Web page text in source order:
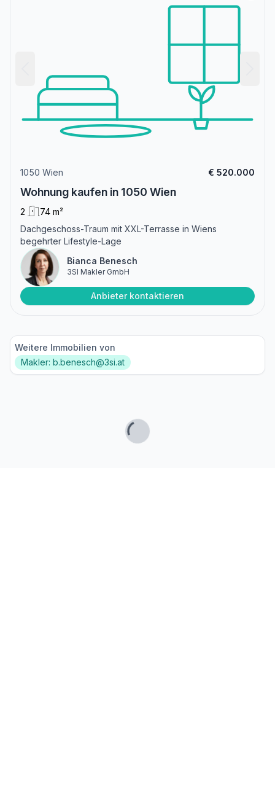
1050 Wien € 520.000
Wohnung kaufen in 1050 Wien
2
74 m²
Dachgeschoss-Traum mit XXL-Terrasse in Wiens
begehrter Lifestyle-Lage
Bianca Benesch
3SI Makler GmbH
Anbieter kontaktieren
Weitere Immobilien von
Makler: b.benesch@3si.at